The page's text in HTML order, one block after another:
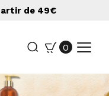
de 49€
0